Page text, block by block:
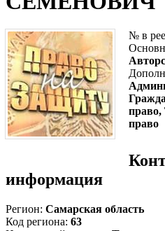
№ в
право,
право
информация
Регион: Самарская область
Код региона: 63